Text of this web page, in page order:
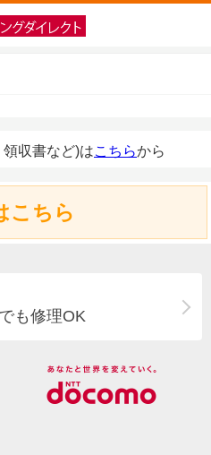
収書など)はこちらから
こちら
も修理OK